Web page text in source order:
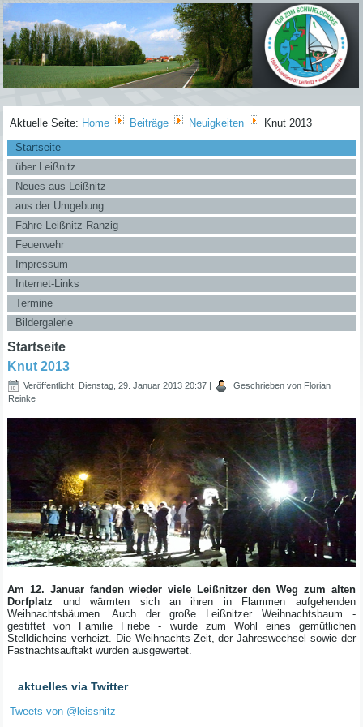
Aktuelle Seite: Home Beiträge Neuigkeiten
Knut 2013
Startseite
über Leißnitz
Neues aus Leißnitz
aus der Umgebung
Fähre Leißnitz-Ranzig
Feuerwehr
Impressum
Internet-Links
Termine
Bildergalerie
Startseite
Knut 2013
Veröffentlicht: Dienstag, 29. Januar 2013 20:37 |
Geschrieben von Florian
Reinke
Am 12. Januar fanden wieder viele Leißnitzer den Weg zum alten
Dorfplatz und wärmten sich an ihren in Flammen aufgehenden
Weihnachtsbäumen. Auch der große Leißnitzer Weihnachtsbaum -
gestiftet von Familie Friebe - wurde zum Wohl eines gemütlichen
Stelldicheins verheizt. Die Weihnachts-Zeit, der Jahreswechsel sowie der
Fastnachtsauftakt wurden ausgewertet.
aktuelles via Twitter
Tweets von @leissnitz